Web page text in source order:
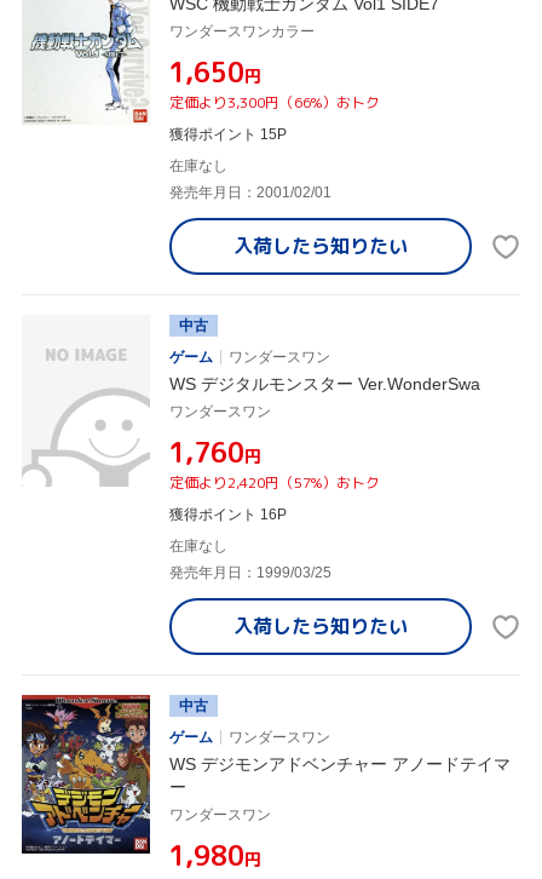
ワンダースワンカラー
¥1,650円
定価より3,300円（66%）おトク
獲得ポイント 15P
在庫なし
発売年月日：2001/02/01
入荷したら知りたい
中古
ゲーム
ワンダースワン
WS デジタルモンスター Ver.WonderSwa
ワンダースワン
¥1,760円
定価より2,420円（57%）おトク
獲得ポイント 16P
在庫なし
発売年月日：1999/03/25
入荷したら知りたい
中古
ゲーム
ワンダースワン
WS デジモンアドベンチャー アノードテイマ
ー
ワンダースワン
¥1,980円